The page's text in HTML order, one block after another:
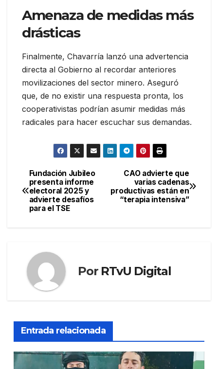
Amenaza de medidas más
drásticas
Finalmente, Chavarría lanzó una advertencia
directa al Gobierno al recordar anteriores
movilizaciones del sector minero. Aseguró
que, de no existir una respuesta pronta, los
cooperativistas podrían asumir medidas más
radicales para hacer escuchar sus demandas.
Navegación
de
entradas
CAO advierte que
varias cadenas
productivas están en
“terapia intensiva”
Fundación Jubileo
presenta informe
electoral 2025 y
advierte desafíos
para el TSE
Por RTvU Digital
Entrada relacionada